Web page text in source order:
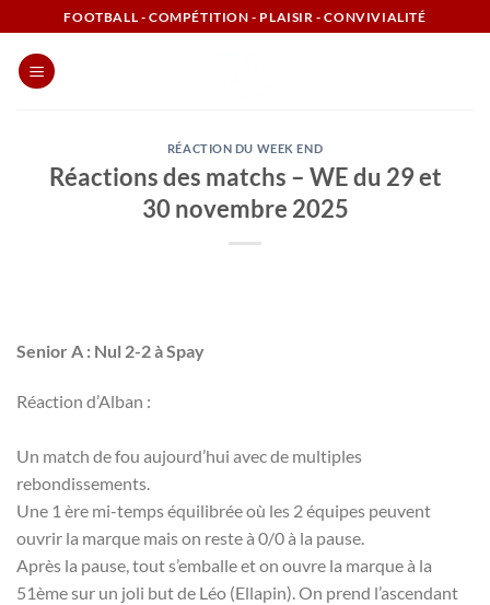
au
contenu
FOOTBALL - COMPÉTITION - PLAISIR - CONVIVIALITÉ
RÉACTION DU WEEK END
Réactions des matchs – WE du 29 et
30 novembre 2025
Senior A : Nul 2-2 à Spay
Réaction d’Alban :
Un match de fou aujourd’hui avec de multiples
rebondissements.
Une 1 ère mi-temps équilibrée où les 2 équipes peuvent
ouvrir la marque mais on reste à 0/0 à la pause.
Après la pause, tout s’emballe et on ouvre la marque à la
51ème sur un joli but de Léo (Ellapin). On prend l’ascendant